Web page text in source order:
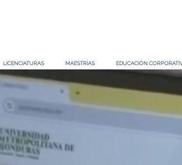
LICENCIATURAS MAESTRÍAS EDUCACIÓN